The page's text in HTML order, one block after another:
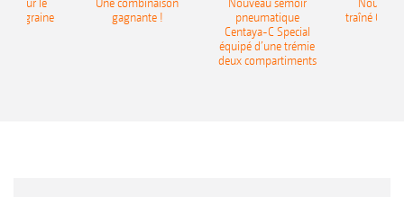
pour le
Une combinaison
gagnante !
Nouveau semoir
pneumatique
Centaya-C Special
équipé d’une trémie
deux compartiments
traîné